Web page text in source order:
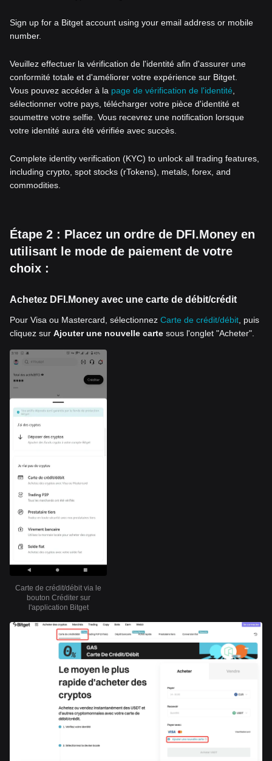
Sign up for a Bitget account using your email address or mobile
number.
Veuillez effectuer la vérification de l'identité afin d'assurer une
conformité totale et d'améliorer votre expérience sur Bitget.
Vous pouvez accéder à la page de vérification de l'identité
sélectionner votre pays, télécharger votre pièce d'identité et
soumettre votre selfie. Vous recevrez une notification lorsque
votre identité aura été vérifiée avec succès.
Complete identity verification (KYC) to unlock all trading features,
including crypto, spot stocks (rTokens), metals, forex, and
commodities.
Étape 2 : Placez un ordre de DFI.Money en
utilisant le mode de paiement de votre
choix :
Achetez DFI.Money avec une carte de débit/crédit
Pour Visa ou Mastercard, sélectionnez Carte de crédit/débit , puis
cliquez sur Ajouter une nouvelle carte sous l'onglet "Acheter".
Carte de crédit/débit via le
bouton Créditer sur
l'application Bitget